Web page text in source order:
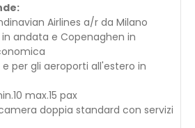
Airlines a/r da Milano
andata e Copenaghen in
per gli aeroporti all'estero in
max.15 pax
doppia standard con servizi